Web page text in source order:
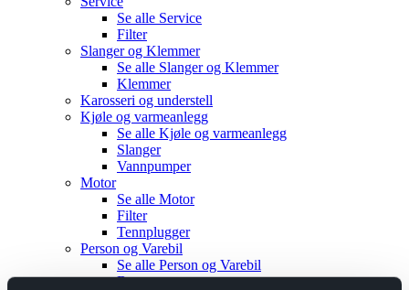
Se alle Service
Filter
Slanger og Klemmer
Se alle Slanger og Klemmer
Klemmer
Karosseri og understell
Kjøle og varmeanlegg
Se alle Kjøle og varmeanlegg
Slanger
Vannpumper
Motor
Se alle Motor
Filter
Tennplugger
Person og Varebil
Se alle Person og Varebil
Brems